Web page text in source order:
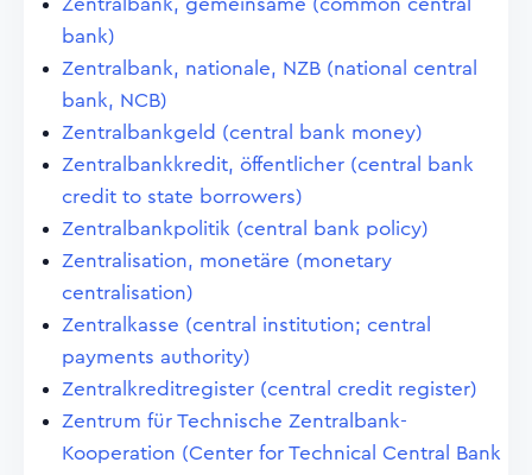
Zentralbank, gemeinsame (common central
bank)
Zentralbank, nationale, NZB (national central
bank, NCB)
Zentralbankgeld (central bank money)
Zentralbankkredit, öffentlicher (central bank
credit to state borrowers)
Zentralbankpolitik (central bank policy)
Zentralisation, monetäre (monetary
centralisation)
Zentralkasse (central institution; central
payments authority)
Zentralkreditregister (central credit register)
Zentrum für Technische Zentralbank-
Kooperation (Center for Technical Central Bank